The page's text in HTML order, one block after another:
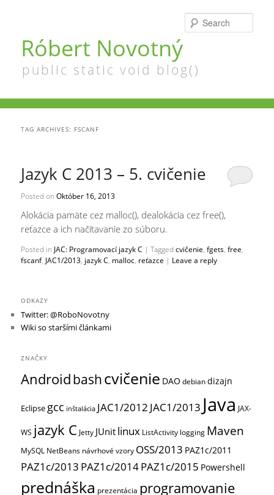
Róbert Novotný
public static void blog()
TAG ARCHIVES: FSCANF
Jazyk C 2013 – 5. cvičenie
Posted onOktóber 16, 2013
Alokácia pamäte cez malloc(), dealokácia cez free(),
reťazce a ich načítavanie zo súboru.
Posted in JAC: Programovací jazyk C |Tagged cvičenie,fgets,free,
fscanf, JAC1/2013, jazyk C, malloc, reťazce | Leave a reply
ODKAZY
Twitter: @RoboNovotny
Wiki so staršími článkami
ZNAČKY
Androidbashcvičenie DAO debiandizajn
Eclipse gcc inštalácia JAC1/2012 JAC1/2013 Java JAX-
WS jazyk C Jetty JUnit linux ListActivity logging Maven
MySQL NetBeans návrhové vzory OSS/2013 PAZ1c/2011
PAZ1c/2013 PAZ1c/2014PAZ1c/2015 Powershell
prednáška prezentácia programovanie